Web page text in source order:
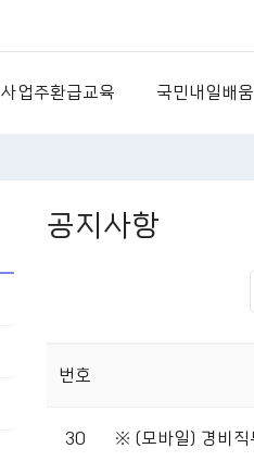
사업주환급교육 국민내일배
리더십·비즈니스
세일즈 ·마케팅
공지사항
번호
30 ※ (모바일) 경비직